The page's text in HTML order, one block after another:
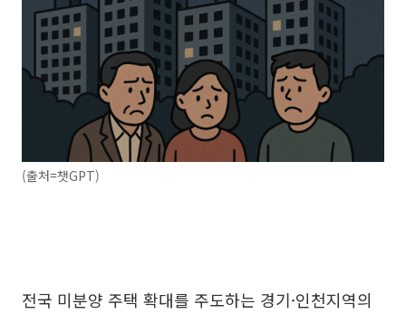
(출처=챗GPT)
전국 미분양 주택 확대를 주도하는 경기·인천지역의